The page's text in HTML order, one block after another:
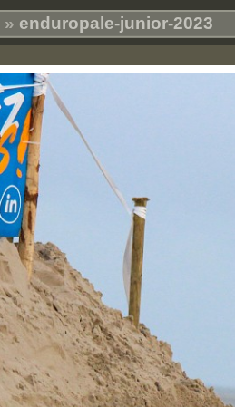
» enduropale-junior-2023